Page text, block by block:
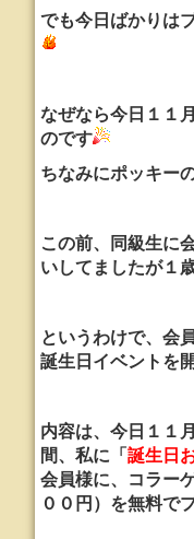
でも今日ばかりは
なぜなら今日１１
のです
ちなみにポッキー
この前、同級生に
いしてましたが１
というわけで、会
誕生日イベントを
内容は、今日１１
間、私に「誕生日
会員様に、コラー
００円）を無料で